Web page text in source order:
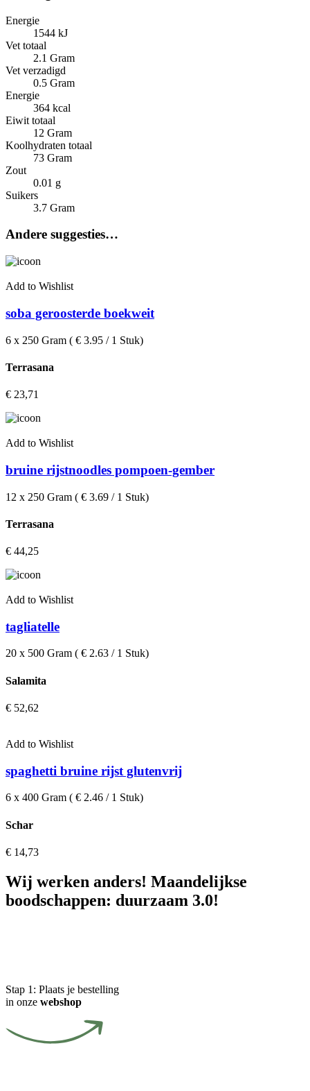
Energie
1544 kJ
Vet totaal
2.1 Gram
Vet verzadigd
0.5 Gram
Energie
364 kcal
Eiwit totaal
12 Gram
Koolhydraten totaal
73 Gram
Zout
0.01 g
Suikers
3.7 Gram
Andere suggesties…
Add to Wishlist
soba geroosterde boekweit
6 x 250 Gram ( € 3.95 / 1 Stuk)
Terrasana
€ 23,71
Add to Wishlist
bruine rijstnoodles pompoen-gember
12 x 250 Gram ( € 3.69 / 1 Stuk)
Terrasana
€ 44,25
Add to Wishlist
tagliatelle
20 x 500 Gram ( € 2.63 / 1 Stuk)
Salamita
€ 52,62
Add to Wishlist
spaghetti bruine rijst glutenvrij
6 x 400 Gram ( € 2.46 / 1 Stuk)
Schar
€ 14,73
Wij werken anders! Maandelijkse
boodschappen: duurzaam 3.0!
Stap 1: Plaats je bestelling
in onze webshop